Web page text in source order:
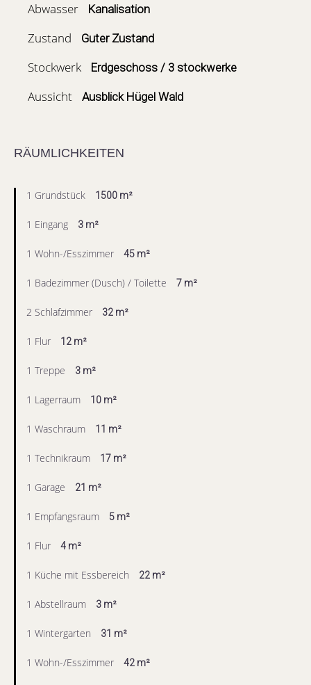
Abwasser Kanalisation
Zustand Guter Zustand
Stockwerk Erdgeschoss / 3 stockwerke
Aussicht Ausblick Hügel Wald
RÄUMLICHKEITEN
1 Grundstück 1500 m²
1 Eingang 3 m²
1 Wohn-/Esszimmer 45 m²
1 Badezimmer (Dusch) / Toilette 7 m²
2 Schlafzimmer 32 m²
1 Flur 12 m²
1 Treppe 3 m²
1 Lagerraum 10 m²
1 Waschraum 11 m²
1 Technikraum 17 m²
1 Garage 21 m²
1 Empfangsraum 5 m²
1 Flur 4 m²
1 Küche mit Essbereich 22 m²
1 Abstellraum 3 m²
1 Wintergarten 31 m²
1 Wohn-/Esszimmer 42 m²